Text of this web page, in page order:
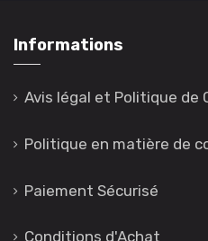
Informations
Avis légal et Politique de
Politique en matière de
Paiement Sécurisé
Conditions d'Achat